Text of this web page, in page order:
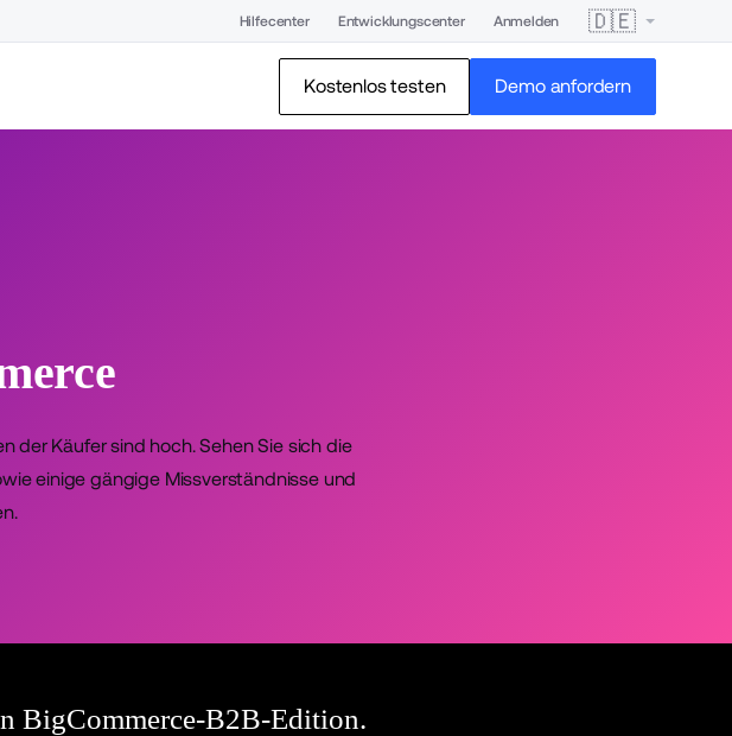
Hilfecenter Entwicklungscenter Anmelden 🇩🇪
Kostenlos testen Demo anfordern
der Käufer sind hoch. Sehen Sie sich die
einige gängige Missverständnisse und
BigCommerce-B2B-Edition.